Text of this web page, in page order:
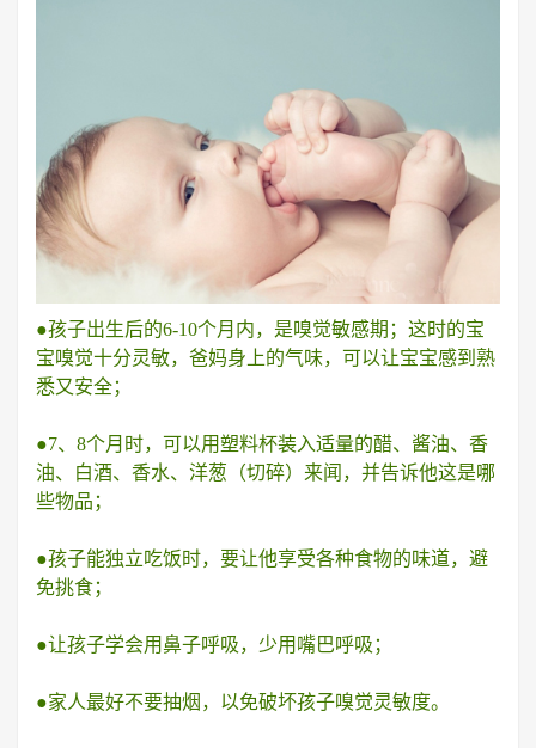
●孩子出生后的6-10个月内，是嗅觉敏感期；这时的宝
宝嗅觉十分灵敏，爸妈身上的气味，可以让宝宝感到熟
悉又安全；
●7、8个月时，可以用塑料杯装入适量的醋、酱油、香
油、白酒、香水、洋葱（切碎）来闻，并告诉他这是哪
些物品；
●孩子能独立吃饭时，要让他享受各种食物的味道，避
免挑食；
●让孩子学会用鼻子呼吸，少用嘴巴呼吸；
●家人最好不要抽烟，以免破坏孩子嗅觉灵敏度。